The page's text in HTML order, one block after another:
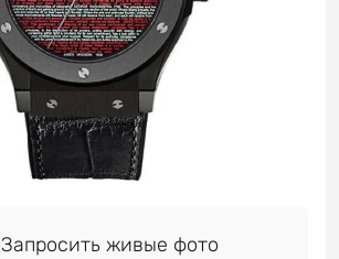
Запросить живые фото